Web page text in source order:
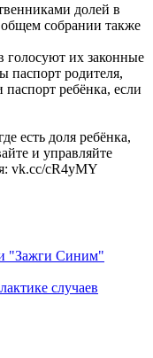
долей в
общем собрании также
голосуют их законные
паспорт родителя,
ребёнка, если
есть доля ребёнка,
и управляйте
vk.cc/cR4yMY
"Зажги Синим"
случаев